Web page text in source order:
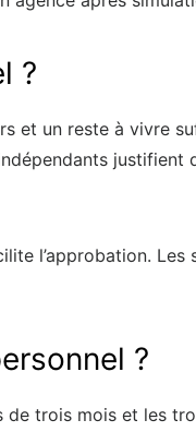
?
et un reste à vivre
justifient
l’approbation.
?
trois mois et les